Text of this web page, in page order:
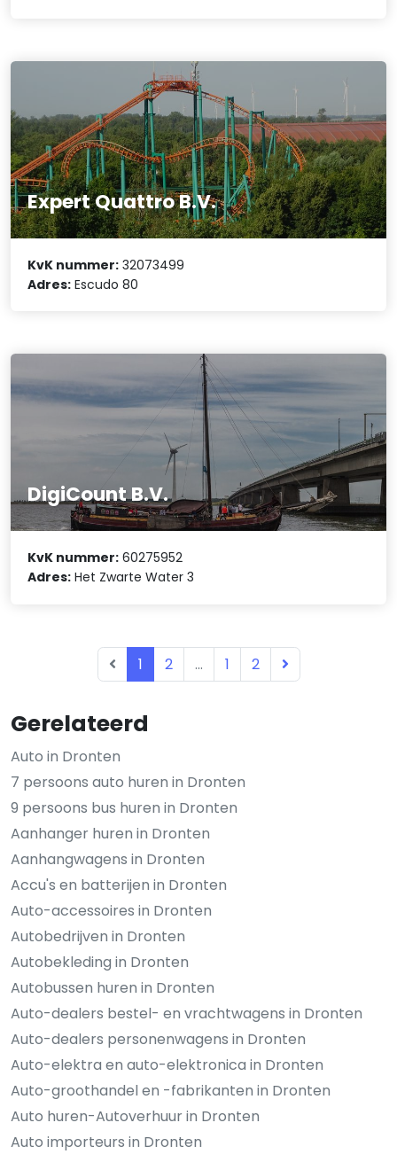
Gerelateerd
Auto in Dronten
7 persoons auto huren in Dronten
9 persoons bus huren in Dronten
Aanhanger huren in Dronten
Aanhangwagens in Dronten
Accu's en batterijen in Dronten
Auto-accessoires in Dronten
Autobedrijven in Dronten
Autobekleding in Dronten
Autobussen huren in Dronten
Auto-dealers bestel- en vrachtwagens in Dronten
Auto-dealers personenwagens in Dronten
Auto-elektra en auto-elektronica in Dronten
Auto-groothandel en -fabrikanten in Dronten
Auto huren-Autoverhuur in Dronten
Auto importeurs in Dronten
Expert Quattro B.V.
KvK nummer: 32073499
Adres: Escudo 80
DigiCount B.V.
KvK nummer: 60275952
Adres: Het Zwarte Water 3
1 2 ... 1 2